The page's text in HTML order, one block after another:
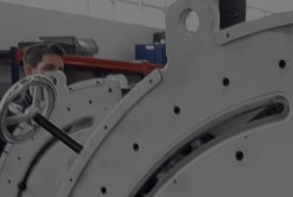
Biseladoras